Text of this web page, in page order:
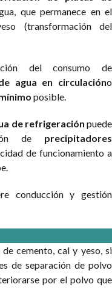
que permanece en el
(transformación del
del consumo de
agua en circulacióno
posible.
de refrigeración puede
de precipitadores
de funcionamiento a
conducción y gestión
cemento, cal y yeso, si
de separación de polvo
por el polvo que